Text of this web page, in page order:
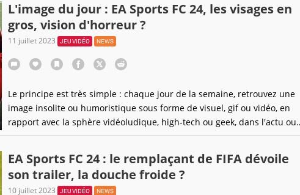
L'image du jour : EA Sports FC 24, les visages en
gros, vision d'horreur ?
11 juillet 2023 JEU VIDÉO NEWS
Le principe est très simple : chaque jour de la semaine, retrouvez une
image insolite ou humoristique sous forme de visuel, gif ou vidéo, en
rapport avec la sphère vidéoludique, high-tech ou geek, dans l'actu ou
intemporelle !
EA Sports FC 24 : le remplaçant de FIFA dévoile
son trailer, la douche froide ?
10 juillet 2023 JEU VIDÉO NEWS